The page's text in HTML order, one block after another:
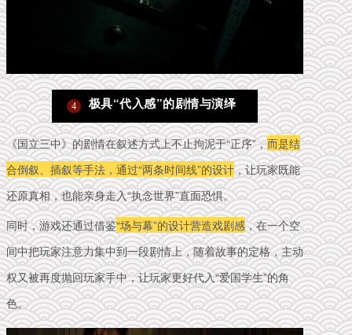
4 极具“代入感”的剧情与演绎
《国立三中》的剧情在叙述方式上不止拘泥于“正序”，而是结
合倒叙、插叙等手法，通过“两条时间线”的设计，让玩家既能
还原真相，也能亲身走入“执念世界”直面恐惧。
同时，游戏还通过借鉴“场与幕”的设计营造戏剧感，在一个空
间中把玩家注意力集中到一段剧情上，随着故事的定格，主动
权又被再度抛回玩家手中，让玩家更好代入“爱国学生”的角
色。